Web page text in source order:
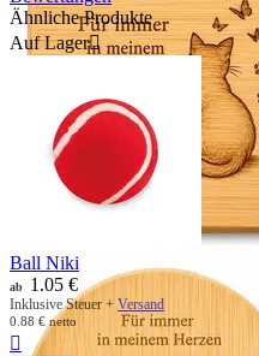
Ähnliche Produkte
Auf Lager
Ball Niki
ab 1.05 €
Inklusive Steuer + Versand
0.88 € netto
